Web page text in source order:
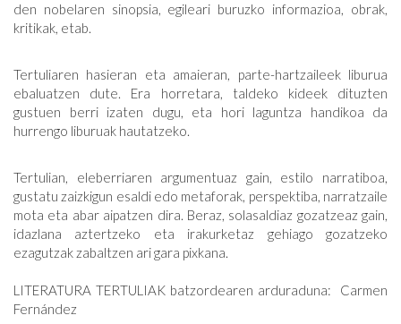
den nobelaren sinopsia, egileari buruzko informazioa, obrak,
kritikak, etab.
Tertuliaren hasieran eta amaieran, parte-hartzaileek liburua
ebaluatzen dute. Era horretara, taldeko kideek dituzten
gustuen berri izaten dugu, eta hori laguntza handikoa da
hurrengo liburuak hautatzeko.
Tertulian, eleberriaren argumentuaz gain, estilo narratiboa,
gustatu zaizkigun esaldi edo metaforak, perspektiba, narratzaile
mota eta abar aipatzen dira. Beraz, solasaldiaz gozatzeaz gain,
idazlana aztertzeko eta irakurketaz gehiago gozatzeko
ezagutzak zabaltzen ari gara pixkana.
LITERATURA TERTULIAK batzordearen arduraduna: Carmen
Fernández